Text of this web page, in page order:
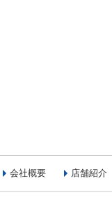
会社概要 店舗紹介